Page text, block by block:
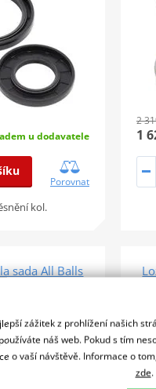
u dodavatele
Porovnat
kol.
2
1
sada All Balls
zážitek z prohlížení našich
náš web. Pokud s tím
o vaší návštěvě. Informace o
zde.